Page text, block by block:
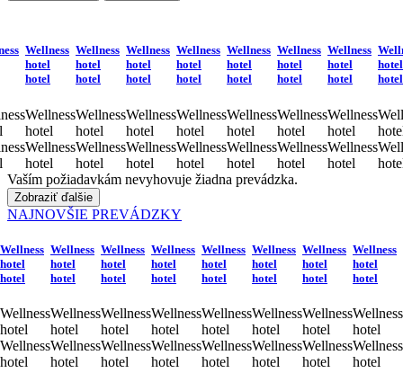
Wellness
hotel
hotel
Wellness
hotel
Wellness
hotel
Wellness
hotel
hotel
Wellness
hotel
Wellness
hotel
Wellness
hotel
hotel
Wellness
hotel
Wellness
hotel
Wellness
hotel
hotel
Wellness
hotel
Wellness
hotel
Wellness
hotel
hotel
Wellness
hotel
Wellness
hotel
Wellness
hotel
hotel
Wellness
hotel
Wellness
hotel
Wellness
hotel
hotel
Wellness
hotel
Wellness
hotel
hotel
hotel
Vaším požiadavkám nevyhovuje žiadna prevádzka.
Zobraziť ďalšie
NAJNOVŠIE PREVÁDZKY
Wellness
hotel
hotel
Wellness
hotel
Wellness
hotel
Wellness
hotel
hotel
Wellness
hotel
Wellness
hotel
Wellness
hotel
hotel
Wellness
hotel
Wellness
hotel
Wellness
hotel
hotel
Wellness
hotel
Wellness
hotel
Wellness
hotel
hotel
Wellness
hotel
Wellness
hotel
Wellness
hotel
hotel
Wellness
hotel
Wellness
hotel
Wellness
hotel
hotel
Wellness
hotel
Wellness
hotel
Wellness
hotel
hotel
Wellness
hotel
Wellness
hotel